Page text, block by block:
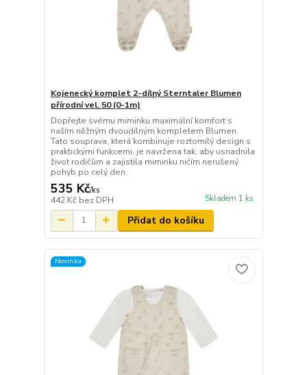
Kojenecký komplet 2-dílný Sterntaler Blumen
přírodní vel. 50 (0-1m)
Dopřejte svému miminku maximální komfort s
naším něžným dvoudílným kompletem Blumen.
Tato souprava, která kombinuje roztomilý design s
praktickými funkcemi, je navržena tak, aby usnadnila
život rodičům a zajistila miminku ničím nerušený
pohyb po celý den.
535 Kč/ks
442 Kč bez DPH Skladem 1 ks
Přidat do košíku
Novinka